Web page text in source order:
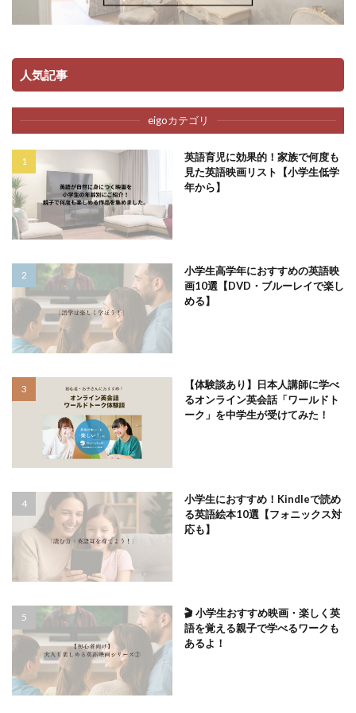
人気記事
eigoカテゴリ
英語育児に効果的！家族で何度も
見た英語映画リスト【小学生低学
年から】
小学生高学年におすすめの英語映
画10選【DVD・ブルーレイで楽し
める】
【体験談あり】日本人講師に学べ
るオンライン英会話「ワールドト
ーク」を中学生が受けてみた！
小学生におすすめ！Kindleで読め
る英語絵本10選【フォニックス対
応も】
🎬 小学生おすすめ映画・楽しく英
語を覚える親子で学べるワークも
あるよ！